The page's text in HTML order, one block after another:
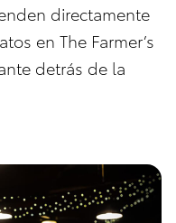
directamente
en The Farmer’s
detrás de la